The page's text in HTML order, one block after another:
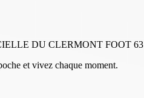
DU CLERMONT FOOT 63
et vivez chaque moment.